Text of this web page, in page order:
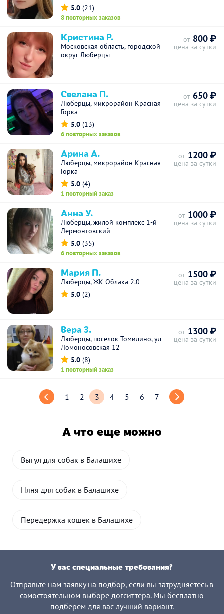
5.0 (21)
8 повторных заказов
Кристина Р.
Московская область, городской
округ Люберцы
от 800 ₽
цена за сутки
Свелана П.
Люберцы, микрорайон Красная
Горка
5.0 (13)
6 повторных заказов
от 650 ₽
цена за сутки
Арина А.
Люберцы, микрорайон Красная
Горка
5.0 (4)
1 повторный заказ
от 1200 ₽
цена за сутки
Анна У.
Люберцы, жилой комплекс 1-й
Лермонтовский
5.0 (35)
6 повторных заказов
от 1000 ₽
цена за сутки
Мария П.
Люберцы, ЖК Облака 2.0
5.0 (2)
от 1500 ₽
цена за сутки
Вера З.
Люберцы, поселок Томилино, ул
Ломоносовская 12
5.0 (8)
1 повторный заказ
от 1300 ₽
цена за сутки
1 2 3 4 5 6 7
А что еще можно
Выгул для собак в Балашихе
Няня для собак в Балашихе
Передержка кошек в Балашихе
У вас специальные требования?
Отправьте нам заявку на подбор, если вы затрудняетесь в
самостоятельном выборе догситтера. Мы бесплатно
подберем для вас лучший вариант.